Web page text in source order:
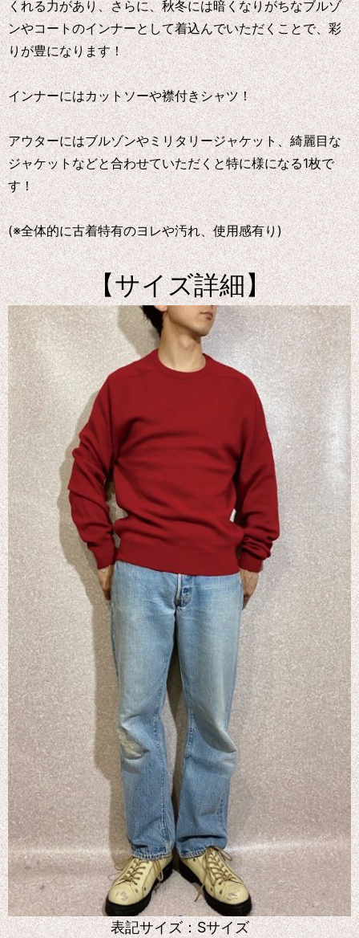
くれる力があり、さらに、秋冬には暗くなりがちなブルゾ
ンやコートのインナーとして着込んでいただくことで、彩
りが豊になります！
インナーにはカットソーや襟付きシャツ！
アウターにはブルゾンやミリタリージャケット、綺麗目な
ジャケットなどと合わせていただくと特に様になる1枚で
す！
(※全体的に古着特有のヨレや汚れ、使用感有り)
【サイズ詳細】
表記サイズ：Sサイズ